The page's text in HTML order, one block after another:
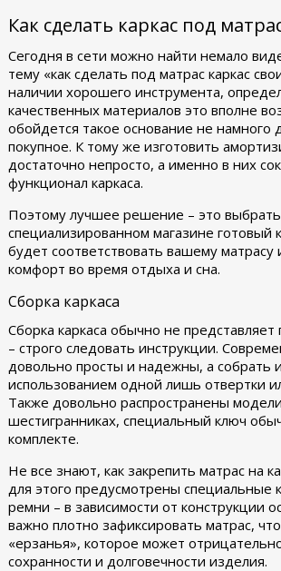
Как сделать каркас под
Сегодня в сети можно найти немало
тему «как сделать под матрас каркас
наличии хорошего инструмента,
качественных материалов это вполне
обойдется такое основание не намного
покупное. К тому же изготовить
достаточно непросто, а именно в них
функционал каркаса.
Поэтому лучшее решение – это
специализированном магазине готовый
будет соответствовать вашему матрасу
комфорт во время отдыха и сна.
Сборка каркаса
Сборка каркаса обычно не представляет
– строго следовать инструкции.
довольно просты и надежны, а собрать
использованием одной лишь отвертки
Также довольно распространены
шестигранниках, специальный ключ
комплекте.
Не все знают, как закрепить матрас на
для этого предусмотрены специальные
ремни – в зависимости от конструкции
важно плотно зафиксировать матрас,
«ерзанья», которое может
сохранности и долговечности изделия.